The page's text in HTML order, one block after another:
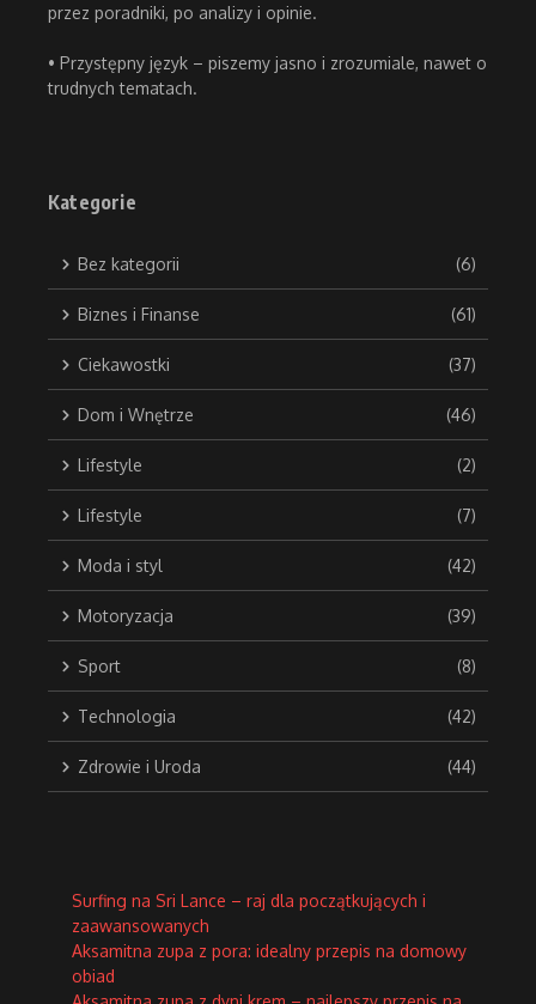
przez poradniki, po analizy i opinie.
• Przystępny język – piszemy jasno i zrozumiale, nawet o
trudnych tematach.
Kategorie
Bez kategorii (6)
Biznes i Finanse (61)
Ciekawostki (37)
Dom i Wnętrze (46)
Lifestyle (2)
Lifestyle (7)
Moda i styl (42)
Motoryzacja (39)
Sport (8)
Technologia (42)
Zdrowie i Uroda (44)
Surfing na Sri Lance – raj dla początkujących i
zaawansowanych
Aksamitna zupa z pora: idealny przepis na domowy
obiad